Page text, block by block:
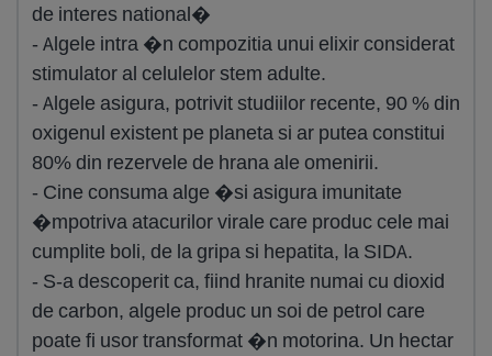
de interes national�
- Algele intra �n compozitia unui elixir considerat
stimulator al celulelor stem adulte.
- Algele asigura, potrivit studiilor recente, 90 % din
oxigenul existent pe planeta si ar putea constitui
80% din rezervele de hrana ale omenirii.
- Cine consuma alge �si asigura imunitate
�mpotriva atacurilor virale care produc cele mai
cumplite boli, de la gripa si hepatita, la SIDA.
- S-a descoperit ca, fiind hranite numai cu dioxid
de carbon, algele produc un soi de petrol care
poate fi usor transformat �n motorina. Un hectar